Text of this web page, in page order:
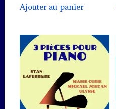
Ajouter au panier